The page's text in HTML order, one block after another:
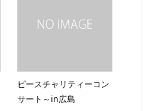
ピースチャリティーコン
サート～in広島